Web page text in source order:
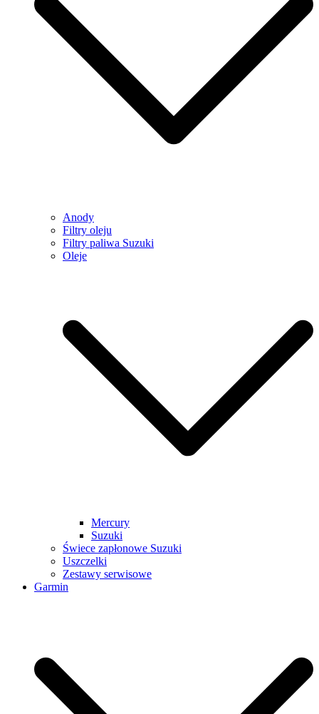
Anody
Filtry oleju
Filtry paliwa Suzuki
Oleje
Mercury
Suzuki
Świece zapłonowe Suzuki
Uszczelki
Zestawy serwisowe
Garmin